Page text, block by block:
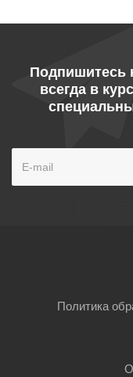
Подпишитесь
всегда в
Политика